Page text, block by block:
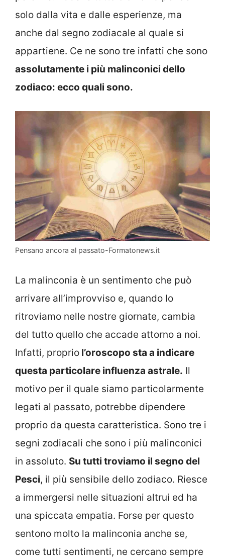
solo dalla vita e dalle esperienze, ma
anche dal segno zodiacale al quale si
appartiene. Ce ne sono tre infatti che sono
assolutamente i più malinconici dello
zodiaco: ecco quali sono.
Pensano ancora al passato-Formatonews.it
La malinconia è un sentimento che può
arrivare all’improvviso e, quando lo
ritroviamo nelle nostre giornate, cambia
del tutto quello che accade attorno a noi.
Infatti, proprio l’oroscopo sta a indicare
questa particolare influenza astrale. Il
motivo per il quale siamo particolarmente
legati al passato, potrebbe dipendere
proprio da questa caratteristica. Sono tre i
segni zodiacali che sono i più malinconici
in assoluto. Su tutti troviamo il segno del
Pesci, il più sensibile dello zodiaco. Riesce
a immergersi nelle situazioni altrui ed ha
una spiccata empatia. Forse per questo
sentono molto la malinconia anche se,
come tutti sentimenti, ne cercano sempre